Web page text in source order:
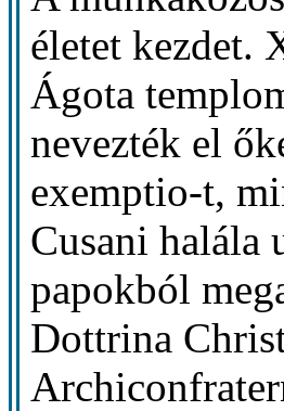
életet kezdet.
Ágota
nevezték el
exemptio-t,
Cusani halála
papokból
Dottrina